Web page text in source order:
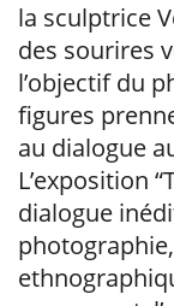
la sculptrice
des sourires
l’objectif du
figures
au dialogue
L’exposition
dialogue